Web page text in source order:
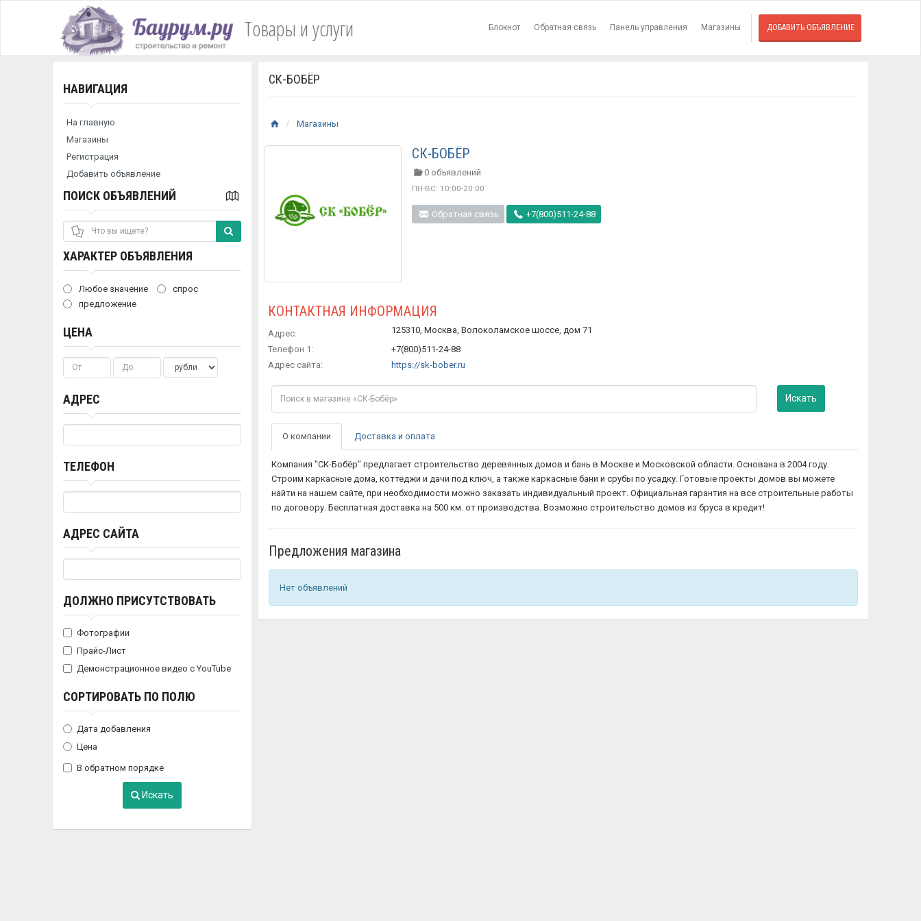
Товары и услуги Блокнот Обратная связь Панель управления Магазины ДОБАВИТЬ ОБЪЯВЛЕНИЕ
НАВИГАЦИЯ
На главную
Магазины
Регистрация
Добавить объявление
ПОИСК ОБЪЯВЛЕНИЙ
ХАРАКТЕР ОБЪЯВЛЕНИЯ
Любое значение
спрос
предложение
ЦЕНА
АДРЕС
ТЕЛЕФОН
АДРЕС САЙТА
ДОЛЖНО ПРИСУТСТВОВАТЬ
Фотографии
Прайс-Лист
Демонстрационное видео с YouTube
СОРТИРОВАТЬ ПО ПОЛЮ
Дата добавления
Цена
В обратном порядке
Искать
СК-БОБЁР
Магазины
СК-БОБЁР
0 объявлений
ПН-ВС: 10:00-20:00
Обратная связь +7(800)511-24-88
КОНТАКТНАЯ ИНФОРМАЦИЯ
Адрес:
125310, Москва, Волоколамское шоссе, дом 71
Телефон 1:
+7(800)511-24-88
Адрес сайта:
https://sk-bober.ru
Искать
О компании Доставка и оплата
Компания "СК-Бобёр" предлагает строительство деревянных домов и бань в Москве и Московской области. Основана в 2004 году.
Строим каркасные дома, коттеджи и дачи под ключ, а также каркасные бани и срубы по усадку. Готовые проекты домов вы можете
найти на нашем сайте, при необходимости можно заказать индивидуальный проект. Официальная гарантия на все строительные работы
по договору. Бесплатная доставка на 500 км. от производства. Возможно строительство домов из бруса в кредит!
Предложения магазина
Нет объявлений